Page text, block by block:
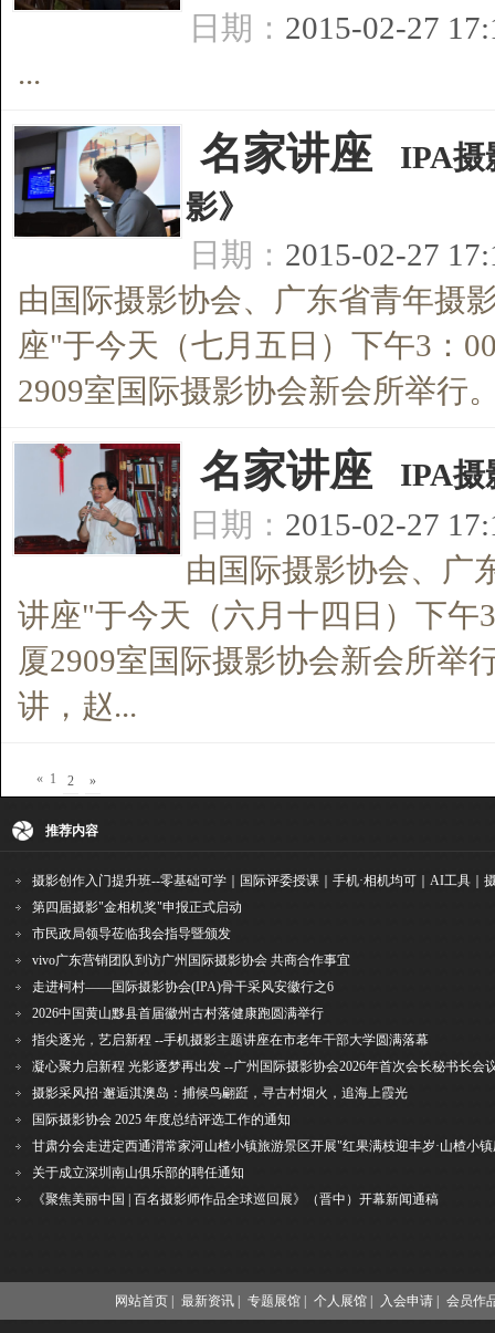
日期： 2015-02-27
...
名家讲座
IPA摄
影》
日期： 2015-02-27
由国际摄影协会、广东省青年摄
座"于今天（七月五日）下午3：
2909室国际摄影协会新会所举行
名家讲座
IPA摄
日期： 2015-02-27
由国际摄影协会、广
讲座"于今天（六月十四日）下午
厦2909室国际摄影协会新会所举
讲，赵...
« 1 2 »
推荐内容
第四届摄影"金相机奖"申报正式启动
市民政局领导莅临我会指导暨颁发
vivo广东营销团队到访广州国际摄影协会 共商合作事宜
走进柯村——国际摄影协会(IPA)骨干采风安徽行之6
2026中国黄山黟县首届徽州古村落健康跑圆满举行
指尖逐光，艺启新程 --手机摄影主题讲座在市老年干部大学圆满落幕
凝心聚力启新程 光影逐梦再出发 --广州国际摄影协会2026年首次会长秘书长会
摄影采风招·邂逅淇澳岛：捕候鸟翩跹，寻古村烟火，追海上霞光
国际摄影协会 2025 年度总结评选工作的通知
关于成立深圳南山俱乐部的聘任通知
《聚焦美丽中国 | 百名摄影师作品全球巡回展》（晋中）开幕新闻通稿
网站首页 | 最新资讯 | 专题展馆 | 个人展馆 | 入会申请 | 会员作